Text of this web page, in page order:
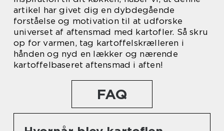
artikel har givet dig en dybdegående
forståelse og motivation til at udforske
universet af aftensmad med kartofler. Så skru
op for varmen, tag kartoffelskrælleren i
hånden og nyd en lækker og nærende
kartoffelbaseret aftensmad i aften!
FAQ